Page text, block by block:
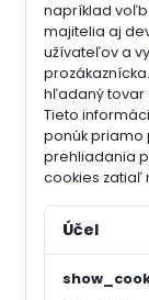
napríklad
majitelia aj
užívateľov a
hľadaný tovar
Tieto
ponúk priamo
prehliadania
cookies zatiaľ
Účel